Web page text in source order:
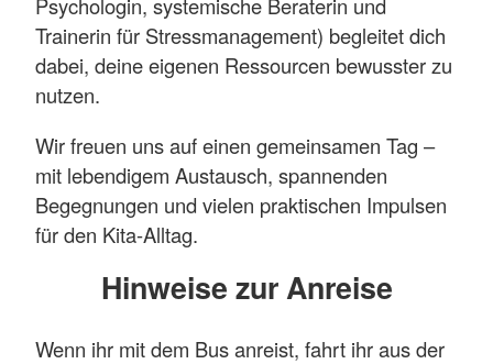
Psychologin, systemische Beraterin und
Trainerin für Stressmanagement) begleitet dich
dabei, deine eigenen Ressourcen bewusster zu
nutzen.
Wir freuen uns auf einen gemeinsamen Tag –
mit lebendigem Austausch, spannenden
Begegnungen und vielen praktischen Impulsen
für den Kita-Alltag.
Hinweise zur Anreise
Wenn ihr mit dem Bus anreist, fahrt ihr aus der